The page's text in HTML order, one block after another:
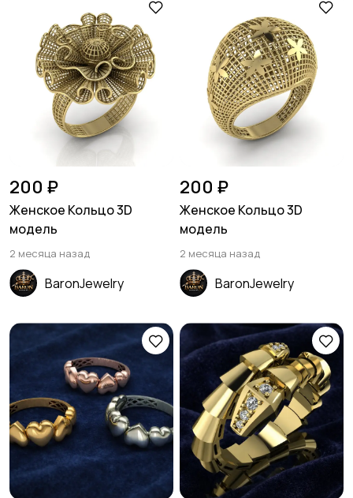
200 ₽
Женское Кольцо 3D
модель
2 месяца назад
BaronJewelry
200 ₽
Женское Кольцо 3D
модель
2 месяца назад
BaronJewelry